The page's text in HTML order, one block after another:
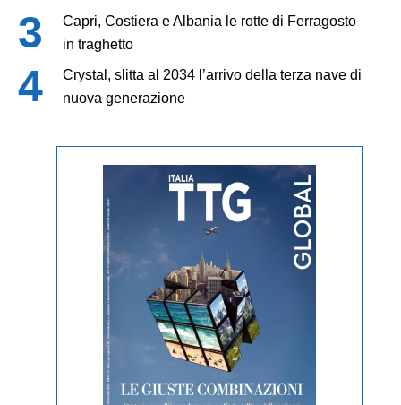
Capri, Costiera e Albania le rotte di Ferragosto
in traghetto
Crystal, slitta al 2034 l’arrivo della terza nave di
nuova generazione